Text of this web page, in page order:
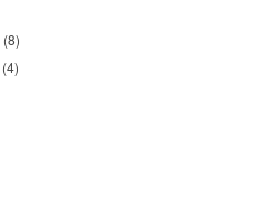
(8)
(4)